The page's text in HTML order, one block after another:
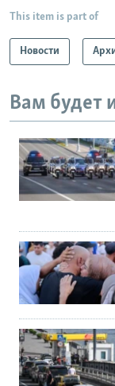
This item is part of
Новости
Вам будет